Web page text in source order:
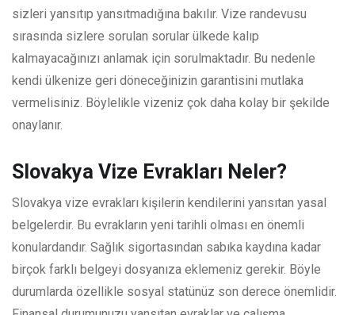
sizleri yansıtıp yansıtmadığına bakılır. Vize randevusu
sırasında sizlere sorulan sorular ülkede kalıp
kalmayacağınızı anlamak için sorulmaktadır. Bu nedenle
kendi ülkenize geri döneceğinizin garantisini mutlaka
vermelisiniz. Böylelikle vizeniz çok daha kolay bir şekilde
onaylanır.
Slovakya Vize Evrakları Neler?
Slovakya vize evrakları kişilerin kendilerini yansıtan yasal
belgelerdir. Bu evrakların yeni tarihli olması en önemli
konulardandır. Sağlık sigortasından sabıka kaydına kadar
birçok farklı belgeyi dosyanıza eklemeniz gerekir. Böyle
durumlarda özellikle sosyal statünüz son derece önemlidir.